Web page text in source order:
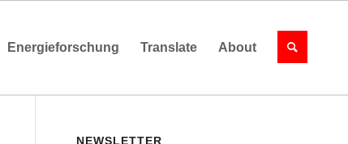
Energieforschung Translate About
NEWSLETTER